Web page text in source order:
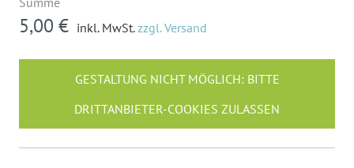
5,00 € inkl. MwSt.zzgl. Versand
GESTALTUNG NICHT MÖGLICH: BITTE
DRITTANBIETER-COOKIES ZULASSEN